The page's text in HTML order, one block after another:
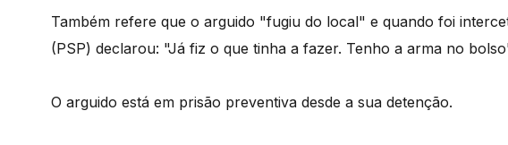
Também refere que o arguido "fugiu do local" e quando foi
(PSP) declarou: "Já fiz o que tinha a fazer. Tenho a arma no
O arguido está em prisão preventiva desde a sua detenção.